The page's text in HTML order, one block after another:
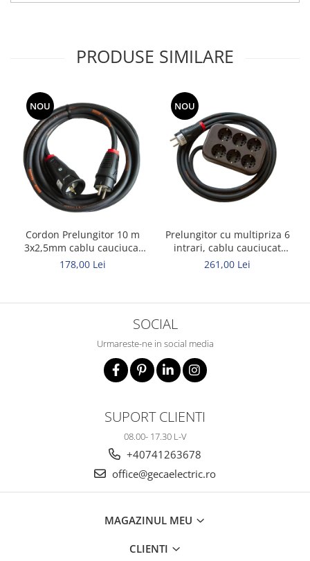
PRODUSE SIMILARE
NOU
Cordon Prelungitor 10 m
3x2,5mm cablu cauciucat
Titanex
178,00 Lei
NOU
Prelungitor cu multipriza 6
intrari, cablu cauciucat
Titanex 10m 3x2,5mm
261,00 Lei
SOCIAL
Urmareste-ne in social media
SUPORT CLIENTI
08.00- 17.30 L-V
+40741263678
office@gecaelectric.ro
MAGAZINUL MEU
CLIENTI